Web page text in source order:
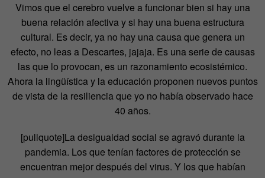
Vimos que el cerebro vuelve a funcionar bien si hay una
buena relación afectiva y si hay una buena estructura
cultural. Es decir, ya no hay una causa que genera un
efecto, no leas a Descartes, jajaja. Es una serie de causas
las que lo provocan, es un razonamiento ecosistémico.
Ahora la lingüística y la educación proponen nuevos puntos
de vista de la resiliencia que yo no había observado hace
40 años.
[pullquote]La desigualdad social se agravó durante la
pandemia. Los que tenían factores de protección se
encuentran mejor después del virus. Y los que habían